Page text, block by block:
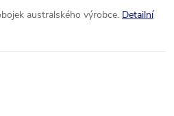
australského výrobce. Detailní